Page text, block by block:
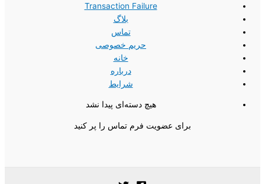
Transaction Failure
بلاگ
تماس
حریم خصوصی
خانه
درباره
شرایط
هیچ دسته‌ای پیدا نشد
برای عضویت فرم تماس را پر کنید